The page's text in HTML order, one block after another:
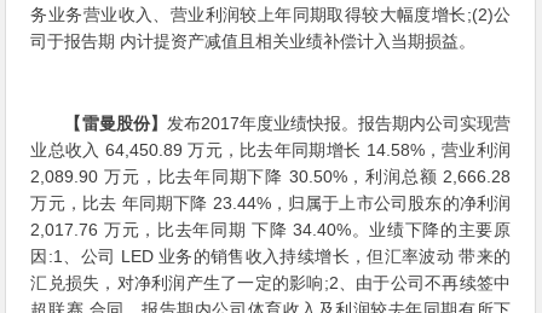
务业务营业收入、营业利润较上年同期取得较大幅度增长;(2)公
司于报告期 内计提资产减值且相关业绩补偿计入当期损益。
【雷曼股份】 发布2017年度业绩快报。报告期内公司实现营
业总收入 64,450.89 万元，比去年同期增长 14.58%，营业利润
2,089.90 万元，比去年同期下降 30.50%，利润总额 2,666.28
万元，比去 年同期下降 23.44%，归属于上市公司股东的净利润
2,017.76 万元，比去年同期 下降 34.40%。业绩下降的主要原
因:1、公司 LED 业务的销售收入持续增长，但汇率波动 带来的
汇兑损失，对净利润产生了一定的影响;2、由于公司不再续签中
超联赛 合同，报告期内公司体育收入及利润较去年同期有所下